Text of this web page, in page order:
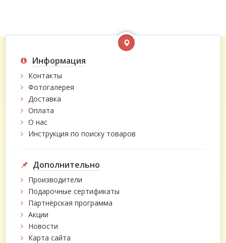
Информация
Контакты
Фотогалерея
Доставка
Оплата
О нас
Инструкция по поиску товаров
Дополнительно
Производители
Подарочные сертификаты
Партнёрская программа
Акции
Новости
Карта сайта